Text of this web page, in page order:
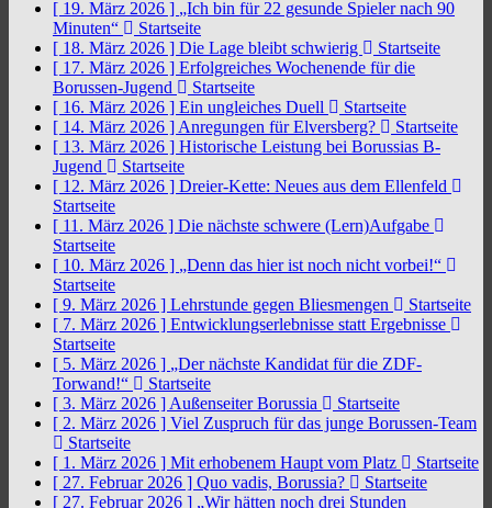
[ 19. März 2026 ] „Ich bin für 22 gesunde Spieler nach 90
Minuten“
Startseite
[ 18. März 2026 ] Die Lage bleibt schwierig
Startseite
[ 17. März 2026 ] Erfolgreiches Wochenende für die
Borussen-Jugend
Startseite
[ 16. März 2026 ] Ein ungleiches Duell
Startseite
[ 14. März 2026 ] Anregungen für Elversberg?
Startseite
[ 13. März 2026 ] Historische Leistung bei Borussias B-
Jugend
Startseite
[ 12. März 2026 ] Dreier-Kette: Neues aus dem Ellenfeld
Startseite
[ 11. März 2026 ] Die nächste schwere (Lern)Aufgabe
Startseite
[ 10. März 2026 ] „Denn das hier ist noch nicht vorbei!“
Startseite
[ 9. März 2026 ] Lehrstunde gegen Bliesmengen
Startseite
[ 7. März 2026 ] Entwicklungserlebnisse statt Ergebnisse
Startseite
[ 5. März 2026 ] „Der nächste Kandidat für die ZDF-
Torwand!“
Startseite
[ 3. März 2026 ] Außenseiter Borussia
Startseite
[ 2. März 2026 ] Viel Zuspruch für das junge Borussen-Team
Startseite
[ 1. März 2026 ] Mit erhobenem Haupt vom Platz
Startseite
[ 27. Februar 2026 ] Quo vadis, Borussia?
Startseite
[ 27. Februar 2026 ] „Wir hätten noch drei Stunden